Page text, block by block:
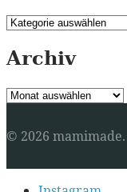
Kategorien
Archiv
Archiv
© 2026 mamimade.
Secondary